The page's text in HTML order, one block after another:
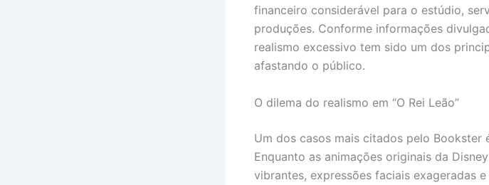
financeiro considerável para o estúdio,
produções. Conforme informações
realismo excessivo tem sido um dos
afastando o público.
O dilema do realismo em “O Rei Leão”
Um dos casos mais citados pelo Bookster
Enquanto as animações originais da
vibrantes, expressões faciais exageradas